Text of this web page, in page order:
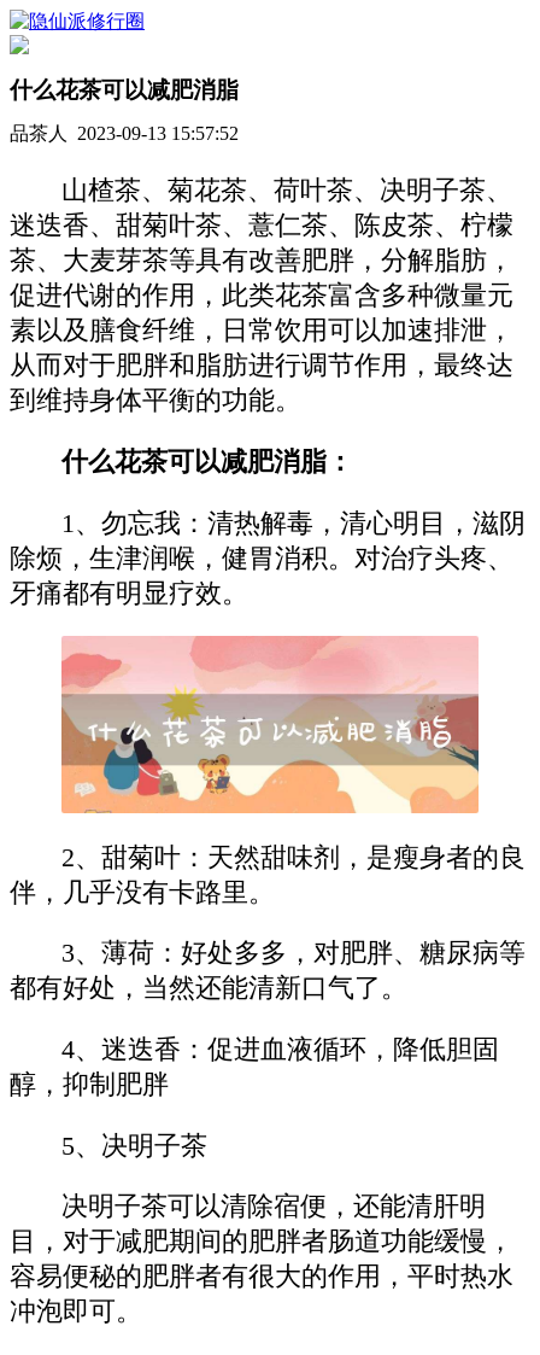
什么花茶可以减肥消脂
品茶人 2023-09-13 15:57:52
山楂茶、菊花茶、荷叶茶、决明子茶、
迷迭香、甜菊叶茶、薏仁茶、陈皮茶、柠檬
茶、大麦芽茶等具有改善肥胖，分解脂肪，
促进代谢的作用，此类花茶富含多种微量元
素以及膳食纤维，日常饮用可以加速排泄，
从而对于肥胖和脂肪进行调节作用，最终达
到维持身体平衡的功能。
什么花茶可以减肥消脂：
1、勿忘我：清热解毒，清心明目，滋阴
除烦，生津润喉，健胃消积。对治疗头疼、
牙痛都有明显疗效。
2、甜菊叶：天然甜味剂，是瘦身者的良
伴，几乎没有卡路里。
3、薄荷：好处多多，对肥胖、糖尿病等
都有好处，当然还能清新口气了。
4、迷迭香：促进血液循环，降低胆固
醇，抑制肥胖
5、决明子茶
决明子茶可以清除宿便，还能清肝明
目，对于减肥期间的肥胖者肠道功能缓慢，
容易便秘的肥胖者有很大的作用，平时热水
冲泡即可。